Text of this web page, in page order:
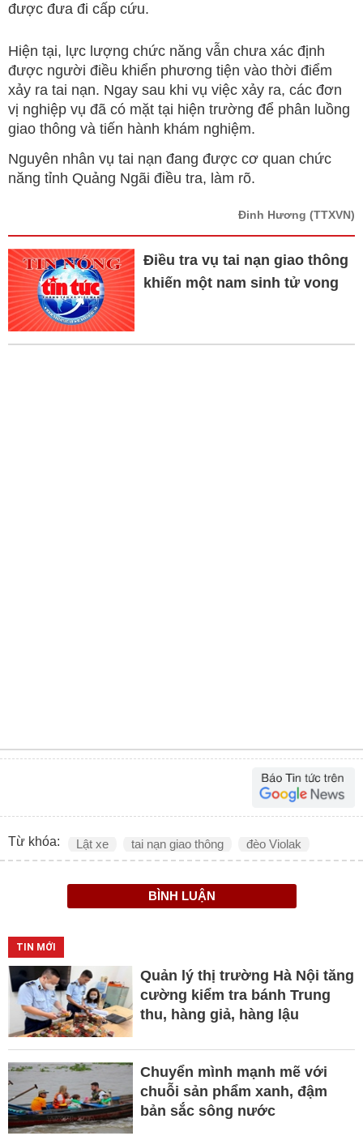
được đưa đi cấp cứu.
Hiện tại, lực lượng chức năng vẫn chưa xác định
được người điều khiển phương tiện vào thời điểm
xảy ra tai nạn. Ngay sau khi vụ việc xảy ra, các đơn
vị nghiệp vụ đã có mặt tại hiện trường để phân luồng
giao thông và tiến hành khám nghiệm.
Nguyên nhân vụ tai nạn đang được cơ quan chức
năng tỉnh Quảng Ngãi điều tra, làm rõ.
Đinh Hương (TTXVN)
Điều tra vụ tai nạn giao thông
khiến một nam sinh tử vong
Từ khóa: Lật xe tai nạn giao thông đèo Violak
BÌNH LUẬN
TIN MỚI
Quản lý thị trường Hà Nội tăng
cường kiểm tra bánh Trung
thu, hàng giả, hàng lậu
Chuyển mình mạnh mẽ với
chuỗi sản phẩm xanh, đậm
bản sắc sông nước